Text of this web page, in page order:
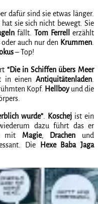
dafür sind sie etwas länger.
sie sich nicht bewegt. Sie
fällt.Tom Ferrell
erzählt
oder auch nur den Krummen.
– Top!
“Die in Schiffen übers Meer
in einenAntiquitätenladen.
Kopf. Hellboyund die
wurde”. Koschejist ein
dazu führt das er
mit Magie, Drachen und
Die Hexe
Baba Jaga